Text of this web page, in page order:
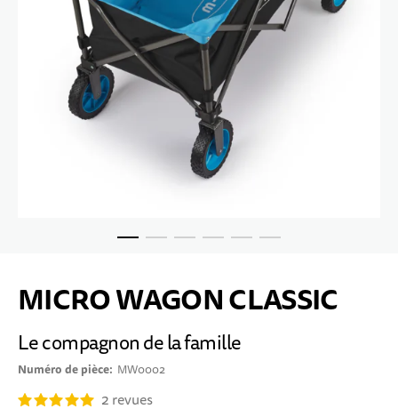
MICRO WAGON CLASSIC
Le compagnon de la famille
Numéro de pièce MW0002
2 revues